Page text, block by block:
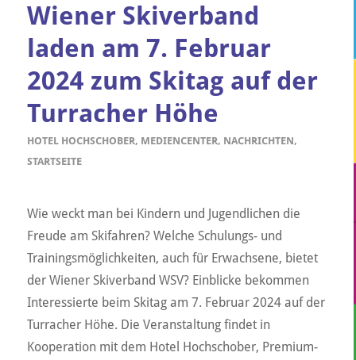
Wiener Skiverband
laden am 7. Februar
2024 zum Skitag auf der
Turracher Höhe
HOTEL HOCHSCHOBER, MEDIENCENTER, NACHRICHTEN,
STARTSEITE
Wie weckt man bei Kindern und Jugendlichen die
Freude am Skifahren? Welche Schulungs- und
Trainingsmöglichkeiten, auch für Erwachsene, bietet
der Wiener Skiverband WSV? Einblicke bekommen
Interessierte beim Skitag am 7. Februar 2024 auf der
Turracher Höhe. Die Veranstaltung findet in
Kooperation mit dem Hotel Hochschober, Premium-